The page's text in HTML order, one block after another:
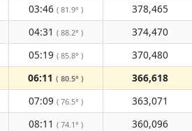
03:46 ( 81.9° ) 378,465
04:31 ( 88.2° ) 374,470
05:19 ( 85.8° ) 370,480
06:11 ( 80.5° ) 366,618
07:09 ( 76.5° ) 363,071
08:11 ( 74.1° ) 360,096